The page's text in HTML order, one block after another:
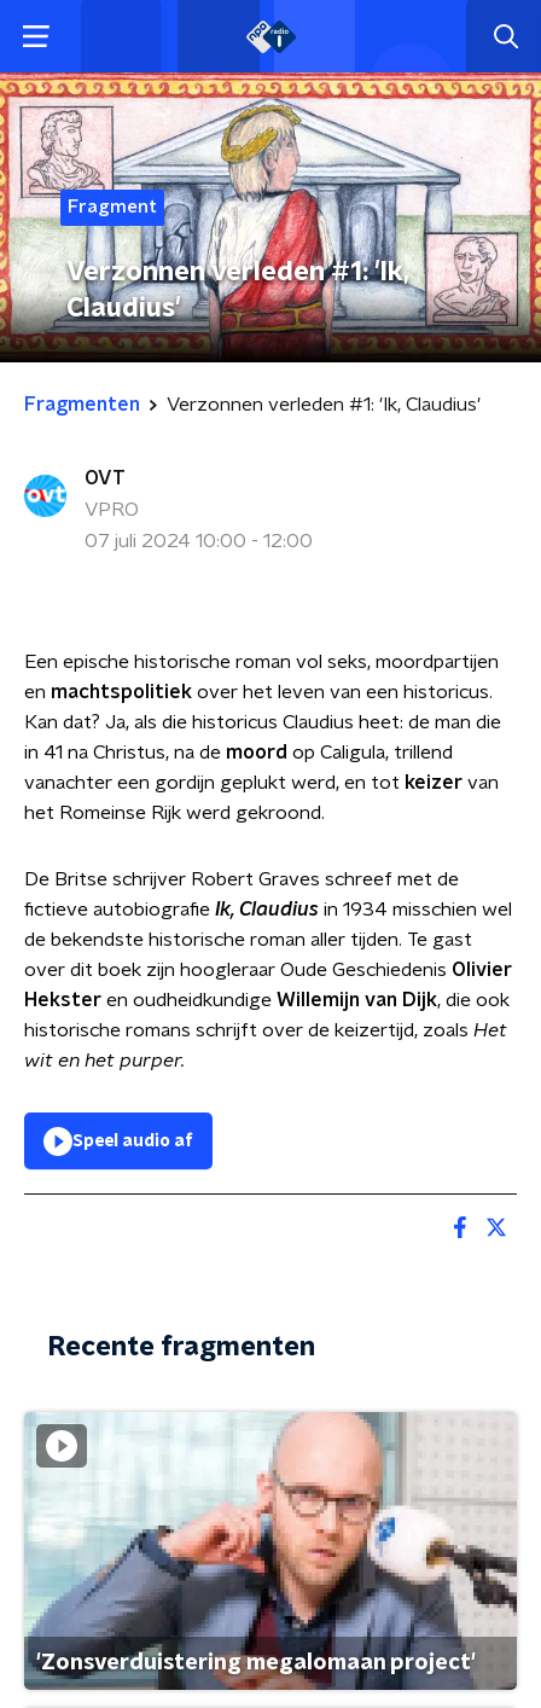
Fragment
Verzonnen verleden #1: 'Ik,
Claudius'
Fragmenten Verzonnen verleden #1: 'Ik, Claudius'
OVT
VPRO
07 juli 2024 10:00 - 12:00
Een epische historische roman vol seks, moordpartijen
en machtspolitiek over het leven van een historicus.
Kan dat? Ja, als die historicus Claudius heet: de man die
in 41 na Christus, na de moord op Caligula, trillend
vanachter een gordijn geplukt werd, en tot keizer van
het Romeinse Rijk werd gekroond.
De Britse schrijver Robert Graves schreef met de
fictieve autobiografie Ik, Claudius in 1934 misschien wel
de bekendste historische roman aller tijden. Te gast
over dit boek zijn hoogleraar Oude Geschiedenis Olivier
Hekster en oudheidkundige Willemijn van Dijk, die ook
historische romans schrijft over de keizertijd, zoals Het
wit en het purper.
Speel audio af
Recente fragmenten
'Zonsverduistering megalomaan project'